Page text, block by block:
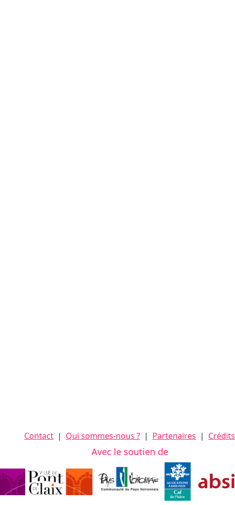
Contact | Qui sommes-nous ? | Partenaires | Crédits
Avec le soutien de